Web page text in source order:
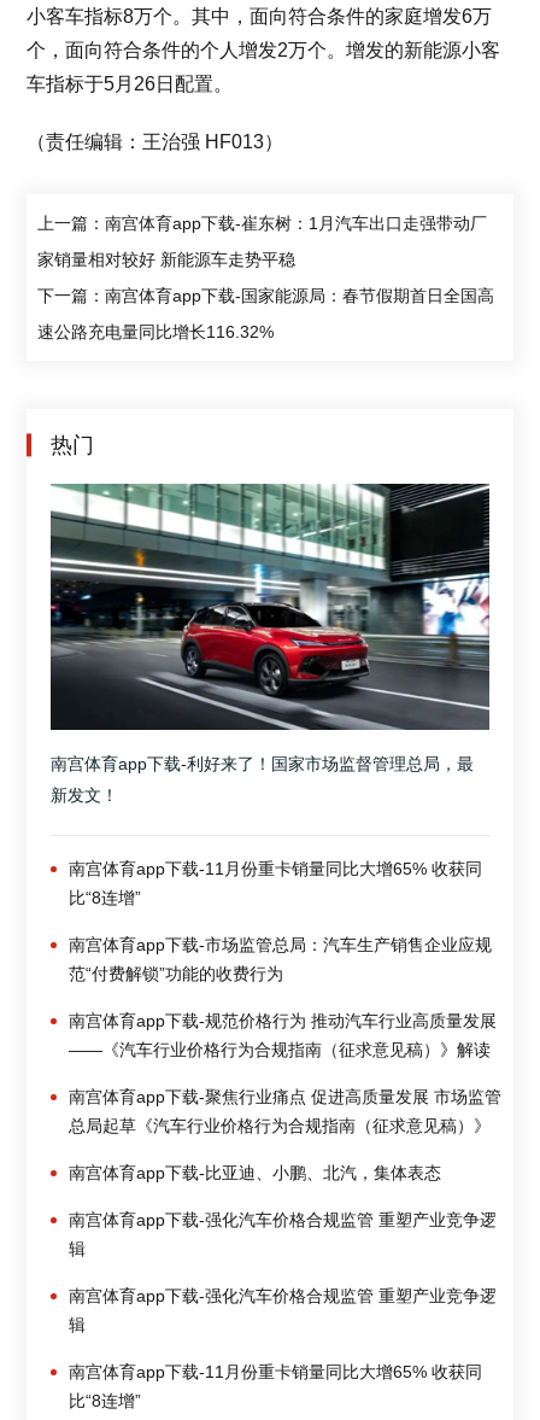
小客车指标8万个。其中，面向符合条件的家庭增发6万
个，面向符合条件的个人增发2万个。增发的新能源小客
车指标于5月26日配置。
（责任编辑：王治强 HF013）
上一篇：南宫体育app下载-崔东树：1月汽车出口走强带动厂
家销量相对较好 新能源车走势平稳
下一篇：南宫体育app下载-国家能源局：春节假期首日全国高
速公路充电量同比增长116.32%
热门
南宫体育app下载-利好来了！国家市场监督管理总局，最
新发文！
南宫体育app下载-11月份重卡销量同比大增65% 收获同
比“8连增”
南宫体育app下载-市场监管总局：汽车生产销售企业应规
范“付费解锁”功能的收费行为
南宫体育app下载-规范价格行为 推动汽车行业高质量发展
——《汽车行业价格行为合规指南（征求意见稿）》解读
南宫体育app下载-聚焦行业痛点 促进高质量发展 市场监管
总局起草《汽车行业价格行为合规指南（征求意见稿）》
南宫体育app下载-比亚迪、小鹏、北汽，集体表态
南宫体育app下载-强化汽车价格合规监管 重塑产业竞争逻
辑
南宫体育app下载-强化汽车价格合规监管 重塑产业竞争逻
辑
南宫体育app下载-11月份重卡销量同比大增65% 收获同
比“8连增”